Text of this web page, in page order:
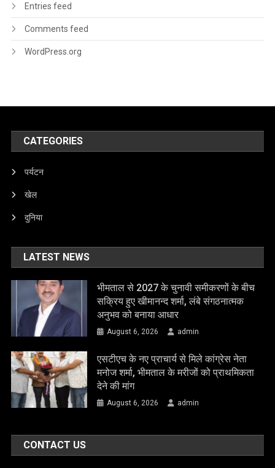
Entries feed
Comments feed
WordPress.org
CATEGORIES
पर्यटन
खेल
दुनिया
LATEST NEWS
भीमताल से 2027 के चुनावी समीकरणों के बीच
सक्रिय हुए खीमानन्द शर्मा, लंबे संगठनात्मक
अनुभव को बनाया आधार
August 6, 2026 admin
एसटीएच के नए प्राचार्य से मिले कांग्रेस नेता
मनोज शर्मा, भीमताल के मरीजों को प्राथमिकता
देने की मांग
August 6, 2026 admin
CONTACT US